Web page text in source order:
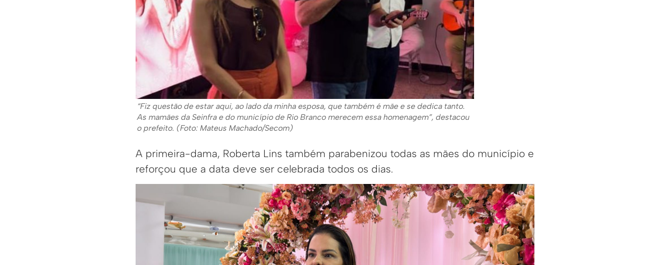
“Fiz questão de estar aqui, ao lado da minha esposa, que também é mãe e se dedica tanto.
As mamães da Seinfra e do município de Rio Branco merecem essa homenagem”, destacou
o prefeito. (Foto: Mateus Machado/Secom)
A primeira-dama, Roberta Lins também parabenizou todas as mães do município e
reforçou que a data deve ser celebrada todos os dias.